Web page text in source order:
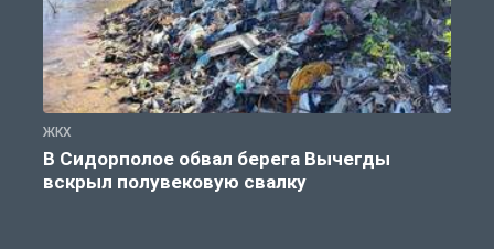
ЖКХ
В Сидорполое обвал берега Вычегды
вскрыл полувековую свалку